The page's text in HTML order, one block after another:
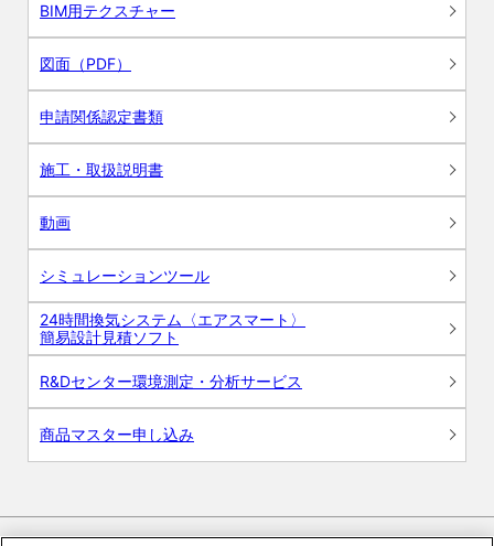
BIM用テクスチャー
図面（PDF）
申請関係認定書類
施工・取扱説明書
動画
シミュレーションツール
24時間換気システム〈エアスマート〉
簡易設計見積ソフト
R&Dセンター環境測定・分析サービス
商品マスター申し込み